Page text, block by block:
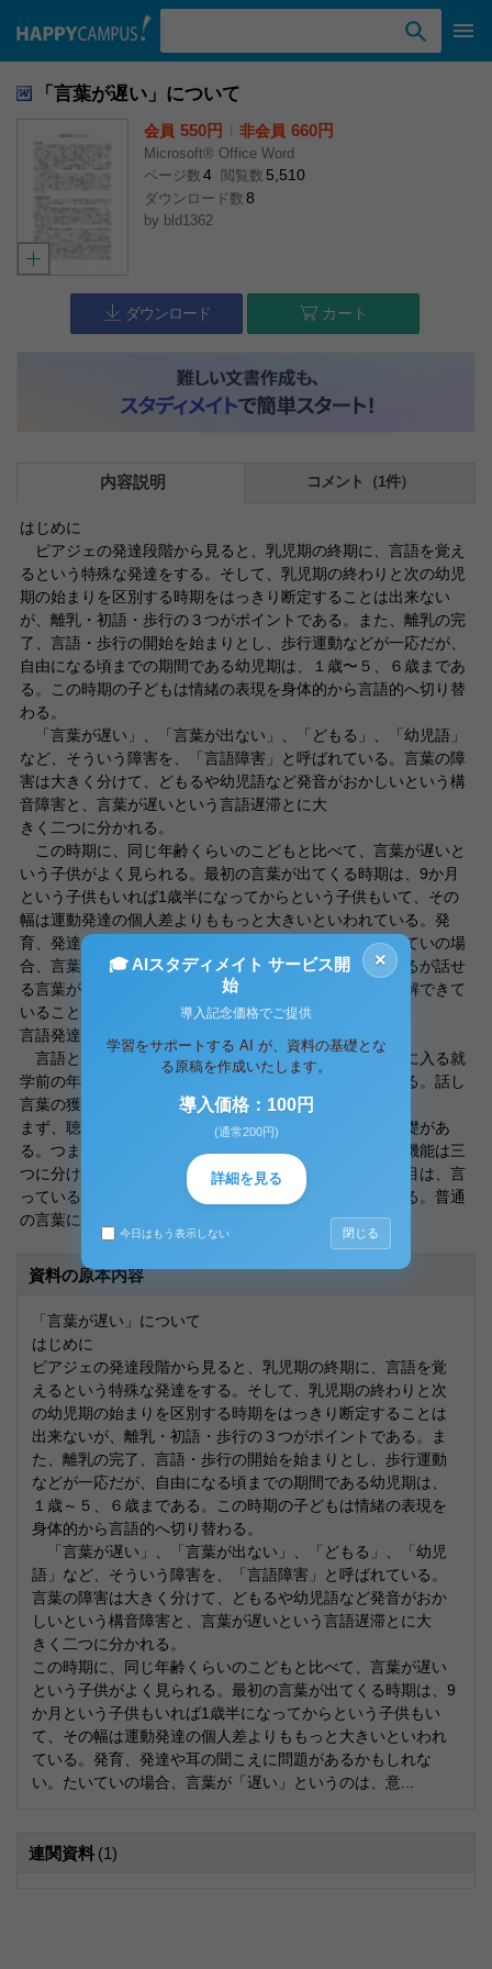
「言葉が遅い」について
会員 550円 非会員 660円
Microsoft® Office Word
ページ数 4 閲覧数 5,510
ダウンロード数 8
by bld1362
ダウンロード カート
内容説明 コメント（1件）
はじめに
ピアジェの発達段階から見ると、乳児期の終期に、言語を覚え
るという特殊な発達をする。そして、乳児期の終わりと次の幼児
期の始まりを区別する時期をはっきり断定することは出来ない
が、離乳・初語・歩行の３つがポイントである。また、離乳の完
了、言語・歩行の開始を始まりとし、歩行運動などが一応だが、
自由になる頃までの期間である幼児期は、１歳〜５、６歳まであ
る。この時期の子どもは情緒の表現を身体的から言語的へ切り替
わる。
「言葉が遅い」、「言葉が出ない」、「どもる」、「幼児語」
など、そういう障害を、「言語障害」と呼ばれている。言葉の障
害は大きく分けて、どもるや幼児語など発音がおかしいという構
音障害と、言葉が遅いという言語遅滞とに大
きく二つに分かれる。
この時期に、同じ年齢くらいのこどもと比べて、言葉が遅いと
いう子供がよく見られる。最初の言葉が出てくる時期は、9か月
という子供もいれば1歳半になってからという子供もいて、その
幅は運動発達の個人差よりももっと大きいといわれている。発
育、発達や耳の聞こえに問題があるかもしれない。たいていの場
合、言葉が「遅い」というのは、意味不明の声は出ているが話せ
る言葉が少ないことや子供は大人の言っていることを理解できて
いることが多いようである。
言語発達の条件
言語といっても、今話しているのは、書き言葉の獲得に入る就
学前の年代の子どもたちの話し言葉の獲得とのことである。話し
言葉の獲得というのは、三つの要素がある。
まず、聴覚・構音機能・随意運動の発達など生物学的基礎があ
る。つまり、生まれたときからの脳の機能である。脳の機能は三
つに分けられる。一つは、耳が聞こえるかどうか。二つ目は、言
っていることを認知して理解する知能に関する部分である。普通
の言葉に関する知能的なものが備わっているかどうか。
資料の原本内容
「言葉が遅い」について
はじめに
ピアジェの発達段階から見ると、乳児期の終期に、言語を覚
えるという特殊な発達をする。そして、乳児期の終わりと次
の幼児期の始まりを区別する時期をはっきり断定することは
出来ないが、離乳・初語・歩行の３つがポイントである。ま
た、離乳の完了、言語・歩行の開始を始まりとし、歩行運動
などが一応だが、自由になる頃までの期間である幼児期は、
１歳～５、６歳まである。この時期の子どもは情緒の表現を
身体的から言語的へ切り替わる。
「言葉が遅い」、「言葉が出ない」、「どもる」、「幼児
語」など、そういう障害を、「言語障害」と呼ばれている。
言葉の障害は大きく分けて、どもるや幼児語など発音がおか
しいという構音障害と、言葉が遅いという言語遅滞とに大
きく二つに分かれる。
この時期に、同じ年齢くらいのこどもと比べて、言葉が遅い
という子供がよく見られる。最初の言葉が出てくる時期は、9
か月という子供もいれば1歳半になってからという子供もい
て、その幅は運動発達の個人差よりももっと大きいといわれ
ている。発育、発達や耳の聞こえに問題があるかもしれな
い。たいていの場合、言葉が「遅い」というのは、意...
連関資料 (1)
×
🎓 AIスタディメイト サービス開
始
導入記念価格でご提供
学習をサポートする AI が、資料の基礎とな
る原稿を作成いたします。
導入価格：100円
(通常200円)
詳細を見る
今日はもう表示しない 閉じる